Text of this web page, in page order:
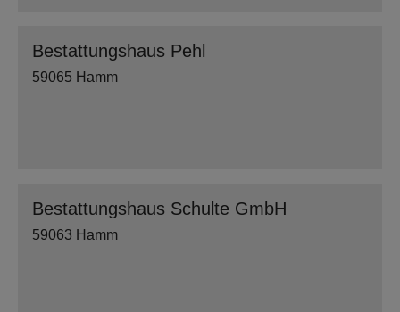
Bestattungshaus Pehl
59065 Hamm
Bestattungshaus Schulte GmbH
59063 Hamm